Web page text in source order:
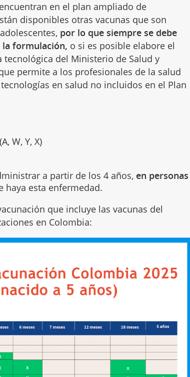
en el plan ampliado de
disponibles otras vacunas que son
por lo que siempre se debe
formulación, o si es posible elabore el
del Ministerio de Salud y
permite a los profesionales de la salud
en salud no incluidos en el Plan
W, Y, X)
a partir de los 4 años, en personas
haya esta enfermedad.
que incluye las vacunas del
en Colombia: